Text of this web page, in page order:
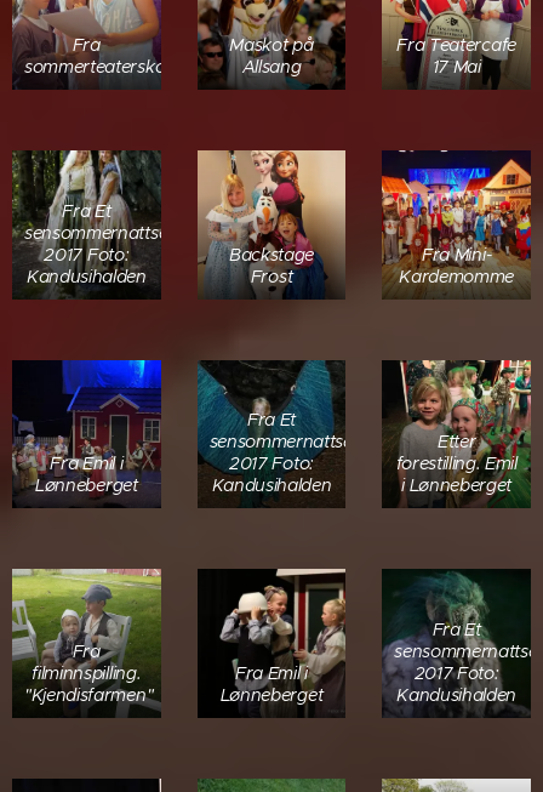
Fra
sommerteaterskole
Maskot på
Allsang
Fra Teatercafe
17 Mai
Fra Et
sensommernattseventyr
2017 Foto:
Kandusihalden
Backstage
Frost
Fra Mini-
Kardemomme
Fra Emil i
Lønneberget
Fra Et
sensommernattseventyr
2017 Foto:
Kandusihalden
Etter
forestilling. Emil
i Lønneberget
Fra
filminnspilling.
"Kjendisfarmen"
Fra Emil i
Lønneberget
Fra Et
2017 Foto:
Kandusihalden